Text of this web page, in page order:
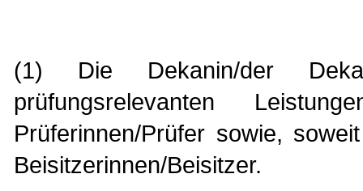
(1) Die Dekanin/der
prüfungsrelevanten
Prüferinnen/Prüfer sowie,
Beisitzerinnen/Beisitzer.